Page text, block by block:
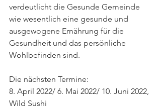
verdeutlicht die Gesunde Gemeinde
wie wesentlich eine gesunde und
ausgewogene Ernährung für die
Gesundheit und das persönliche
Wohlbefinden sind.
Die nächsten Termine:
8. April 2022/ 6. Mai 2022/ 10. Juni 2022,
Wild Sushi